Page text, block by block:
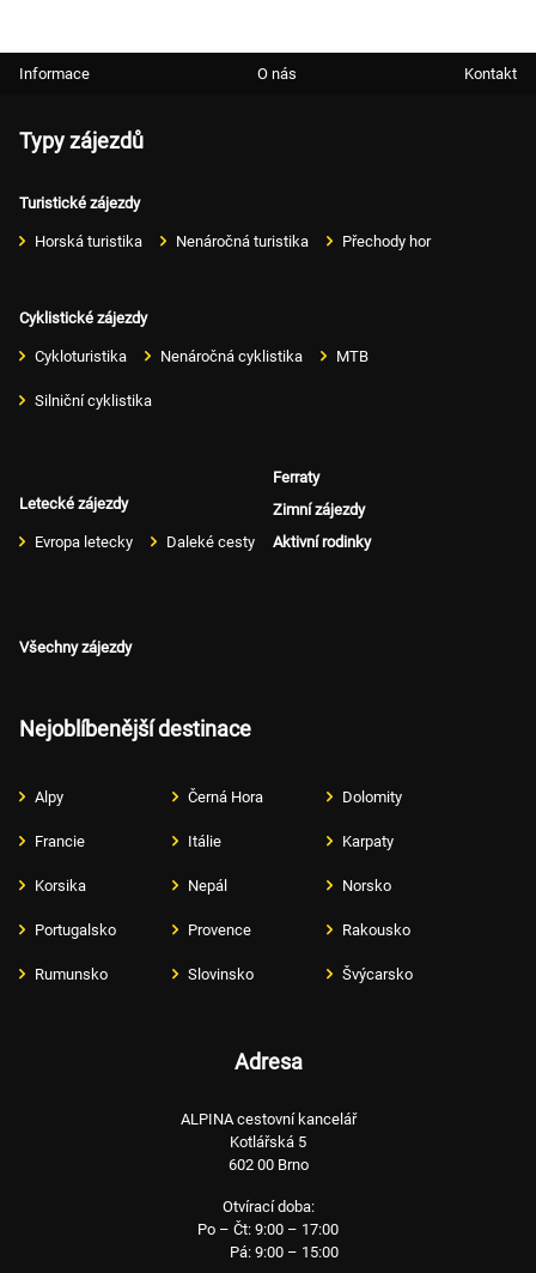
Informace O nás Kontakt
Typy zájezdů
Turistické zájezdy
Horská turistika Nenáročná turistika Přechody hor
Cyklistické zájezdy
Cykloturistika Nenáročná cyklistika MTB
Silniční cyklistika
Letecké zájezdy
Evropa letecky Daleké cesty
Ferraty
Zimní zájezdy
Aktivní rodinky
Všechny zájezdy
Nejoblíbenější destinace
Alpy Černá Hora Dolomity
Francie Itálie Karpaty
Korsika Nepál Norsko
Portugalsko Provence Rakousko
Rumunsko Slovinsko Švýcarsko
Adresa
ALPINA cestovní kancelář
Kotlářská 5
602 00 Brno
Otvírací doba:
Po – Čt: 9:00 – 17:00
Pá: 9:00 – 15:00